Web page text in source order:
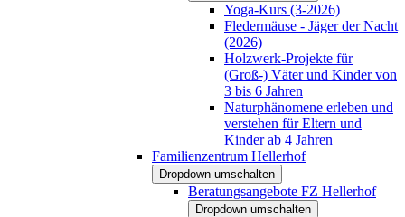
Yoga-Kurs (3-2026)
Fledermäuse - Jäger der Nacht
(2026)
Holzwerk-Projekte für
(Groß-) Väter und Kinder von
3 bis 6 Jahren
Naturphänomene erleben und
verstehen für Eltern und
Kinder ab 4 Jahren
Familienzentrum Hellerhof
Dropdown umschalten
Beratungsangebote FZ Hellerhof
Dropdown umschalten